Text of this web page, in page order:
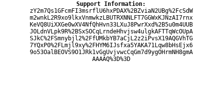
Support Information:
zY2m7Qs1GFcmFI3msrflU6hxPDAX%2BZviaN2UBg%2FcSdW
m2wnkL2R9xo9lkxVnmwkzLBUTRXNNLFT7GGWxKJNzAI7rnx
KeVQ8UiXXGe0wXV4NfQhHvn33LXuJ8PwrXxd%2B5u0m4UUB
JOLdnVLpk9R%2BSxSOCqLrndeHhvjsw4ulgkAFTTqWcOUpA
SJkC%2FSmnybjl2%2FfUMkbYB7aCjL2z2iPvsX19AQGVhTG
7YQxP0%2FLmjl9xy%2FHYM6IJsfxa5YAKA71Lqw8bHsEjx6
9o53OalBEOVS9O1JRk1vGgUvjvwcCqGm7d9ygOHrmNH8gmA
AAAAQ%3D%3D